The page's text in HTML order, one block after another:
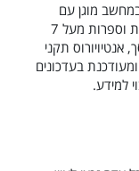
מוגן עם
האמצעים הבאים לפחות: סיסמה משולב אותיות וספרות מעל 7
יום, שומר מסך, אנטיויורוס תקני
בעדכונים
למידע.